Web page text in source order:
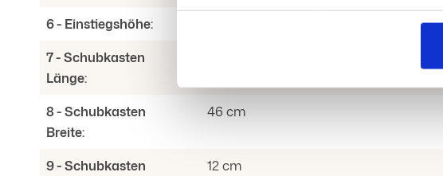
Dabei kann auch eine Übermittlung Ihrer
Datenschutzhinweisen unter dem
oben beschriebene Verarbeitung und auch
Einwilligung jederzeit von der Cookie-
6 - Einstiegshöhe:
7 - Schubkasten
Länge:
8 - Schubkasten
Breite:
46 cm
9 - Schubkasten
12 cm